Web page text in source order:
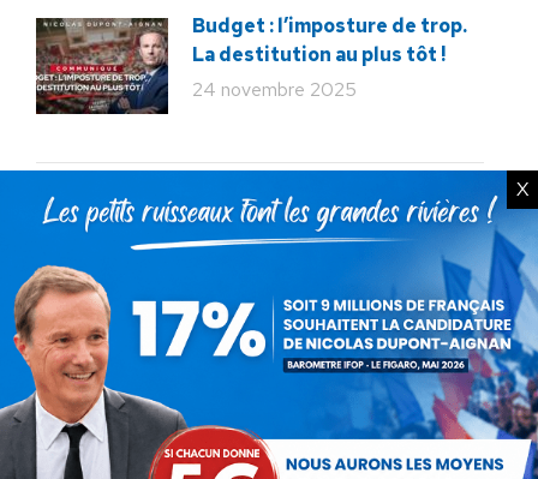
Budget : l’imposture de trop.
La destitution au plus tôt !
24 novembre 2025
Rechercher
Recherche
:
Articles récents
X